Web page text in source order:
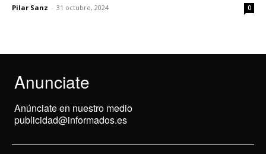
Pilar Sanz - 31 octubre, 2024 0
Anunciate
Anúnciate en nuestro medio
publicidad@informados.es